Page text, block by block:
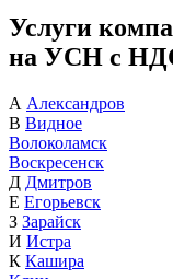
Услуги
на УСН с НДС
А Александров
В Видное
Волоколамск
Воскресенск
Д Дмитров
Е Егорьевск
З Зарайск
И Истра
К Кашира